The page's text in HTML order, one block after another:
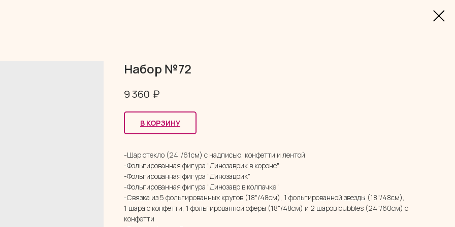
Набор №72
9 360 ₽
В КОРЗИНУ
-Шар стекло (24"/61см) с надписью, конфетти и лентой
-Фольгированная фигура "Динозаврик в короне"
-Фольгированная фигура "Динозаврик"
-Фольгированная фигура "Динозавр в колпачке"
-Связка из 5 фольгированных кругов (18"/48см), 1 фольгированной звезды (18"/48см),
1 шара с конфетти, 1 фольгированной сферы (18"/48см) и 2 шаров bubbles (24"/60см) c
конфетти